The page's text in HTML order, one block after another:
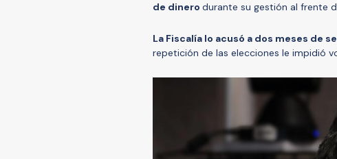
de dinero durante su gestión al frente
La Fiscalía lo acusó a dos meses de
repetición de las elecciones le impidió